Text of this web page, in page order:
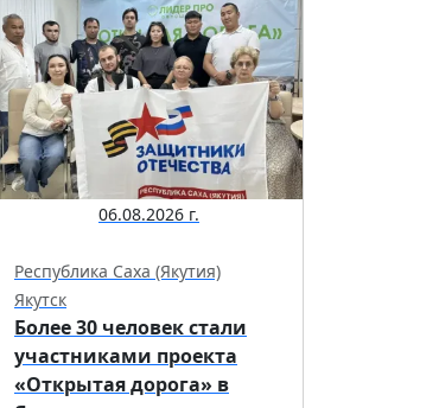
06.08.2026 г.
Республика Саха (Якутия)
Якутск
Более 30 человек стали
участниками проекта
«Открытая дорога» в